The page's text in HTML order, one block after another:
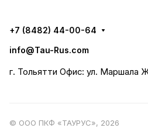
+7 (8482) 44-00-64
info@Tau-Rus.com
г. Тольятти Офис: ул. Маршала
© ООО ПКФ «ТАУРУС», 2026